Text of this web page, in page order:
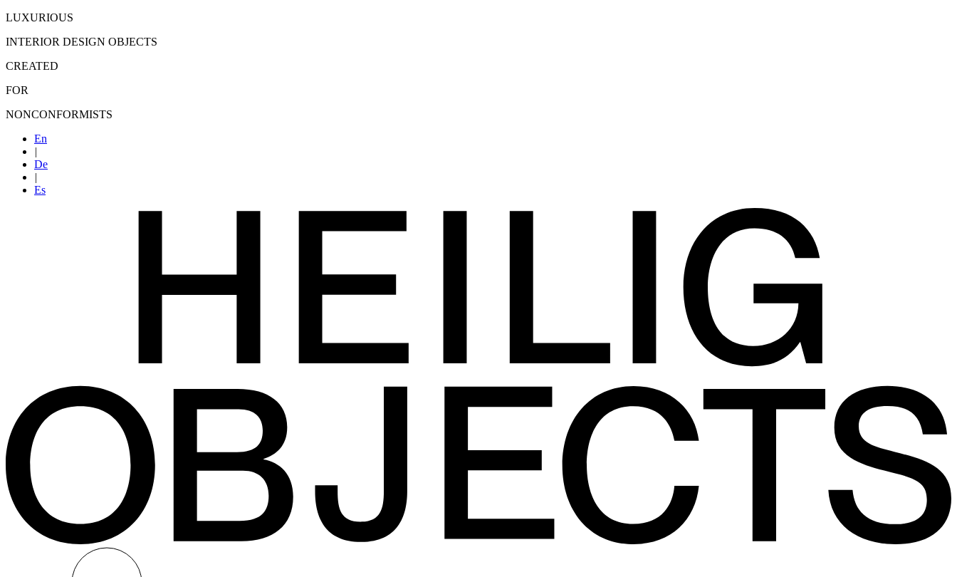
LUXURIOUS
INTERIOR DESIGN OBJECTS
CREATED
FOR
NONCONFORMISTS
En
|
De
|
Es